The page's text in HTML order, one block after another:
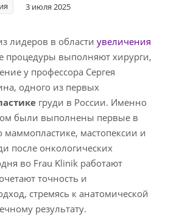
3 июля 2025
лидеров в области увеличения
процедуры выполняют хирурги,
у профессора Сергея
одного из первых
груди в России. Именно
были выполнены первые в
маммопластике, мастопексии и
после онкологических
во Frau Klinik работают
точность и
стремясь к анатомической
результату.